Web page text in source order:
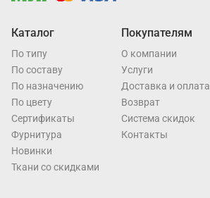
Каталог
По типу
По составу
По назначению
По цвету
Cертификаты
Фурнитура
Новинки
Ткани со скидками
Покупателям
О компании
Услуги
Доставка и оплата
Возврат
Система скидок
Контакты